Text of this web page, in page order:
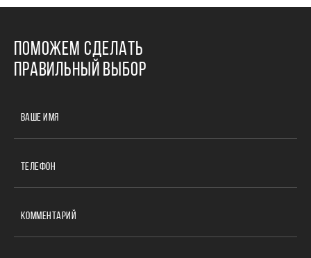
ПОМОЖЕМ СДЕЛАТЬ
ПРАВИЛЬНЫЙ ВЫБОР
ВАШЕ ИМЯ
ТЕЛЕФОН
КОММЕНТАРИЙ